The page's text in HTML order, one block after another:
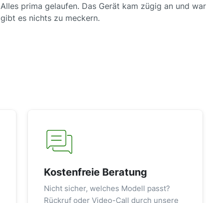
Alles prima gelaufen. Das Gerät kam zügig an und
gibt es nichts zu meckern.
Kostenfreie Beratung
Nicht sicher, welches Modell passt?
Rückruf oder Video-Call durch unsere